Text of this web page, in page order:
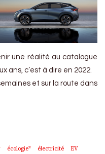
une réalité au catalogue
ans, c’est à dire en 2022.
et sur la route dans
écologie* électricité EV